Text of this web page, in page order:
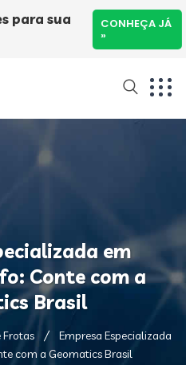
em
Conte com a
Brasil
Frotas
Empresa Especializada
com a Geomatics Brasil
para sua
CONHEÇA JÁ
»